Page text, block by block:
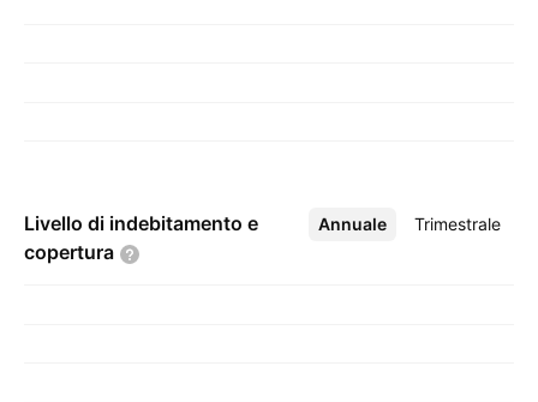
Livello di indebitamento e
copertura
Annuale Trimestrale
Altro